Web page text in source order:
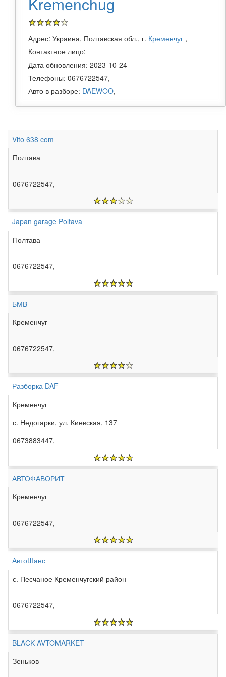
Адрес: Украина, Полтавская обл., г. Кременчуг ,
Контактное лицо:
Дата обновления: 2023-10-24
Телефоны: 0676722547,
Авто в разборе: DAEWOO,
Vito 638 com
Полтава
0676722547,
Japan garage Poltava
Полтава
0676722547,
БМВ
Кременчуг
0676722547,
Разборка DAF
Кременчуг
с. Недогарки, ул. Киевская, 137
0673883447,
АВТОФАВОРИТ
Кременчуг
0676722547,
АвтоШанс
с. Песчаное Кременчугский район
0676722547,
BLACK AVTOMARKET
Зеньков